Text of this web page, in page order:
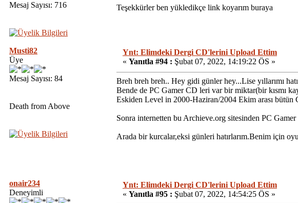
Mesaj Sayısı: 716 Teşekkürler ben yükledikçe link koyarım buraya
Musti82
Üye
Mesaj Sayısı: 84
Death from Above
Ynt: Elimdeki Dergi CD'lerini Upload Ettim
« Yanıtla #94 : Şubat 07, 2022, 14:19:22 ÖS »
Breh breh breh.. Hey gidi günler hey...Lise yıllarımı
Bende de PC Gamer CD leri var bir miktar(bir kısmı
Eskiden Level in 2000-Haziran/2004 Ekim arası
Sonra internetten bu Archieve.org sitesinden PC
Arada bir kurcalar,eksi günleri hatırlarım.Benim için
onair234
Deneyimli
Ynt: Elimdeki Dergi CD'lerini Upload Ettim
« Yanıtla #95 : Şubat 07, 2022, 14:54:25 ÖS »